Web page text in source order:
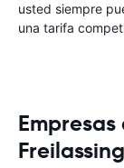
usted siempre
una tarifa
Freilassing